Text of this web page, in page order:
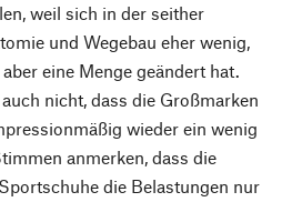
weil sich in der seither
und Wegebau eher wenig,
eine Menge geändert hat.
nicht, dass die Großmarken
wieder ein wenig
anmerken, dass die
die Belastungen nur